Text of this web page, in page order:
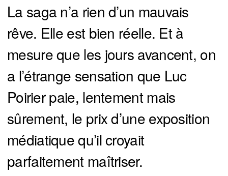
La saga n’a rien d’un mauvais
rêve. Elle est bien réelle. Et à
mesure que les jours avancent, on
a l’étrange sensation que Luc
Poirier paie, lentement mais
sûrement, le prix d’une exposition
médiatique qu’il croyait
parfaitement maîtriser.